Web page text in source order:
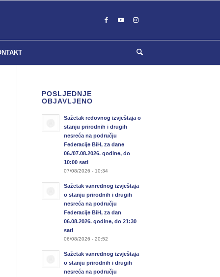
POSLJEDNJE
OBJAVLJENO
Sažetak redovnog izvještaja o
stanju prirodnih i drugih
nesreća na području
Federacije BiH, za dane
06./07.08.2026. godine, do
10:00 sati
07/08/2026 - 10:34
Sažetak vanrednog izvještaja
o stanju prirodnih i drugih
nesreća na području
Federacije BiH, za dan
06.08.2026. godine, do 21:30
sati
06/08/2026 - 20:52
Sažetak vanrednog izvještaja
o stanju prirodnih i drugih
nesreća na području